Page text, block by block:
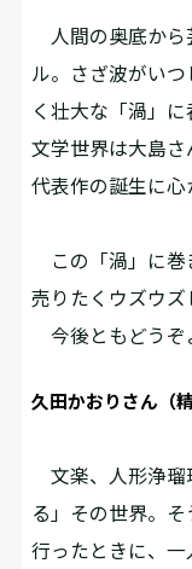
人間の奥底から
ル。さざ波がい
く壮大な「渦」
文学世界は大島
代表作の誕生に心
この「渦」に巻
売りたくウズウズ
今後ともどうぞ
久田かおりさん（
文楽、人形浄瑠
る」その世界。
行ったときに、